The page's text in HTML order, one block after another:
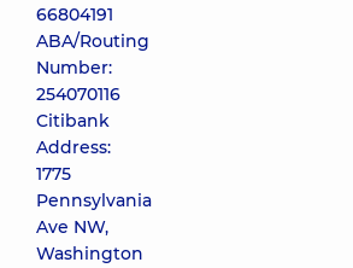
66804191
ABA/Routing
Number:
254070116
Citibank
Address:
1775
Pennsylvania
Ave NW,
Washington